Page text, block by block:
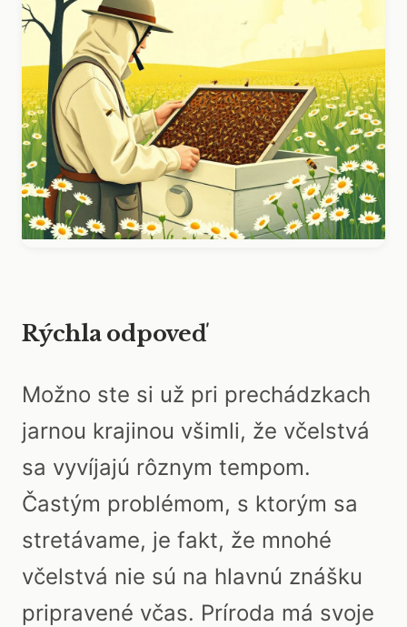
Rýchla odpoveď
Možno ste si už pri prechádzkach
jarnou krajinou všimli, že včelstvá
sa vyvíjajú rôznym tempom.
Častým problémom, s ktorým sa
stretávame, je fakt, že mnohé
včelstvá nie sú na hlavnú znášku
pripravené včas. Príroda má svoje